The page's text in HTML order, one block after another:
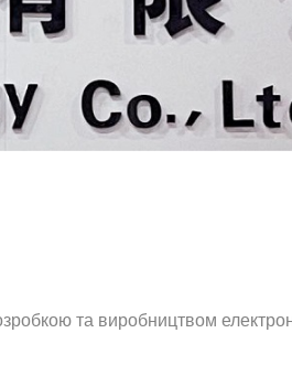
та виробництвом